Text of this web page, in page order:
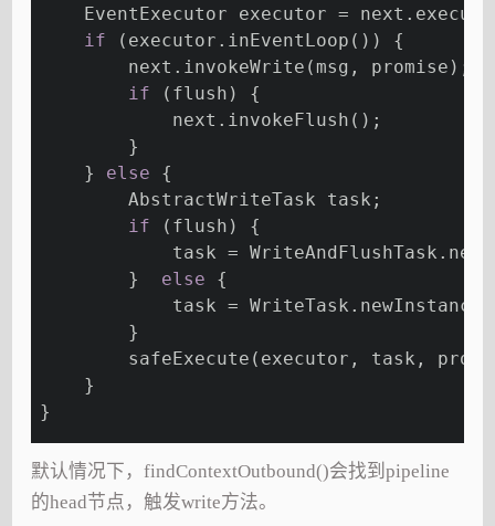
EventExecutor executor =
if (executor.inEventLoop()) {
        next.invokeWrite(msg, promise);
if (flush) {
            next.invokeFlush();
        }
    }
else {
        AbstractWriteTask task;
if (flush) {
task =
        }
else {
task =
        }
safeExecute(executor, task,
    }
}
默认情况下，findContextOutbound()会找到pipeline
的head节点，触发write方法。